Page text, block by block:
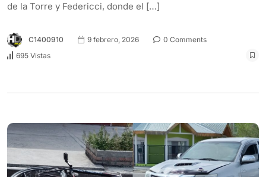
de la Torre y Federicci, donde el […]
C1400910 9 febrero, 2026
0 Comments
695 Vistas